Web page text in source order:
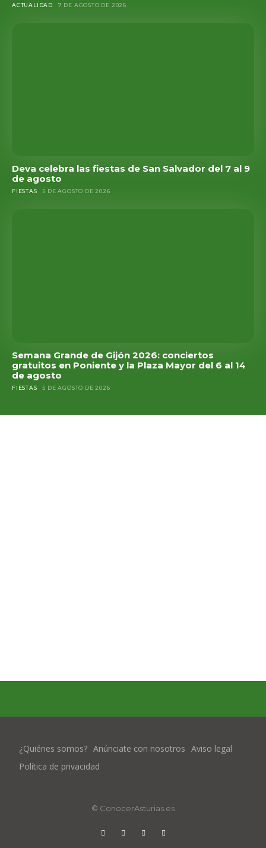
ACTUALIDAD 7 DE AGOSTO DE 2026
Deva celebra las fiestas de San Salvador del 7 al 9
de agosto
FIESTAS 5 DE AGOSTO DE 2026
Semana Grande de Gijón 2026: conciertos
gratuitos en Poniente y la Plaza Mayor del 6 al 14
de agosto
FIESTAS 5 DE AGOSTO DE 2026
¿Quiénes somos? Anúnciate con nosotros Aviso legal
Política de privacidad
© ConocerAsturias.es